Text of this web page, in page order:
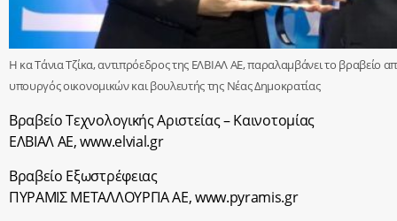
Η κα Τάνια Τζίκα, αντιπρόεδρος της ΕΛΒΙΑΛ ΑΕ, παραλαμβάνει το βραβείο
υπουργός οικονομικών και βουλευτής της Νέας Δημοκρατίας
Βραβείο Τεχνολογικής Αριστείας – Καινοτομίας
ΕΛΒΙΑΛ ΑΕ, www.elvial.gr
Βραβείο Εξωστρέφειας
ΠΥΡΑΜΙΣ ΜΕΤΑΛΛΟΥΡΓΙΑ ΑΕ, www.pyramis.gr